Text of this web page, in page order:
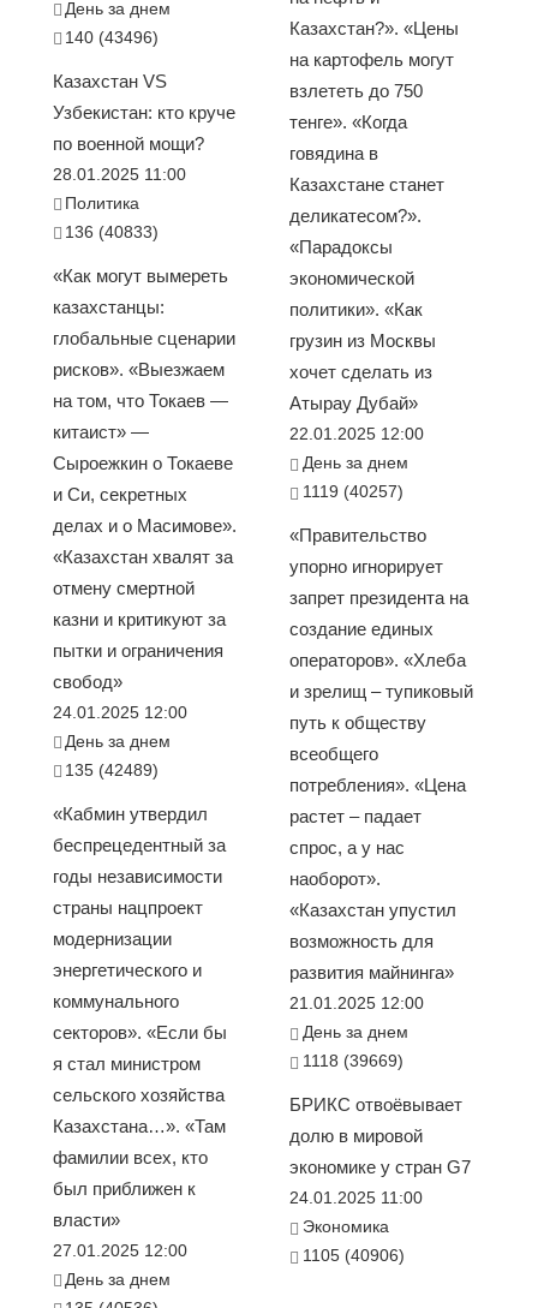
День за днем
140 (43496)
Казахстан VS
Узбекистан: кто круче
по военной мощи?
28.01.2025 11:00
Политика
136 (40833)
«Как могут вымереть
казахстанцы:
глобальные сценарии
рисков». «Выезжаем
на том, что Токаев —
китаист» —
Сыроежкин о Токаеве
и Си, секретных
делах и о Масимове».
«Казахстан хвалят за
отмену смертной
казни и критикуют за
пытки и ограничения
свобод»
24.01.2025 12:00
День за днем
135 (42489)
«Кабмин утвердил
беспрецедентный за
годы независимости
страны нацпроект
модернизации
энергетического и
коммунального
секторов». «Если бы
я стал министром
сельского хозяйства
Казахстана…». «Там
фамилии всех, кто
был приближен к
власти»
27.01.2025 12:00
День за днем
Казахстан?». «Цены
на картофель могут
взлететь до 750
тенге». «Когда
говядина в
Казахстане станет
деликатесом?».
«Парадоксы
экономической
политики». «Как
грузин из Москвы
хочет сделать из
Атырау Дубай»
22.01.2025 12:00
День за днем
1119 (40257)
«Правительство
упорно игнорирует
запрет президента на
создание единых
операторов». «Хлеба
и зрелищ – тупиковый
путь к обществу
всеобщего
потребления». «Цена
растет – падает
спрос, а у нас
наоборот».
«Казахстан упустил
возможность для
развития майнинга»
21.01.2025 12:00
День за днем
1118 (39669)
БРИКС отвоёвывает
долю в мировой
экономике у стран G7
24.01.2025 11:00
Экономика
1105 (40906)